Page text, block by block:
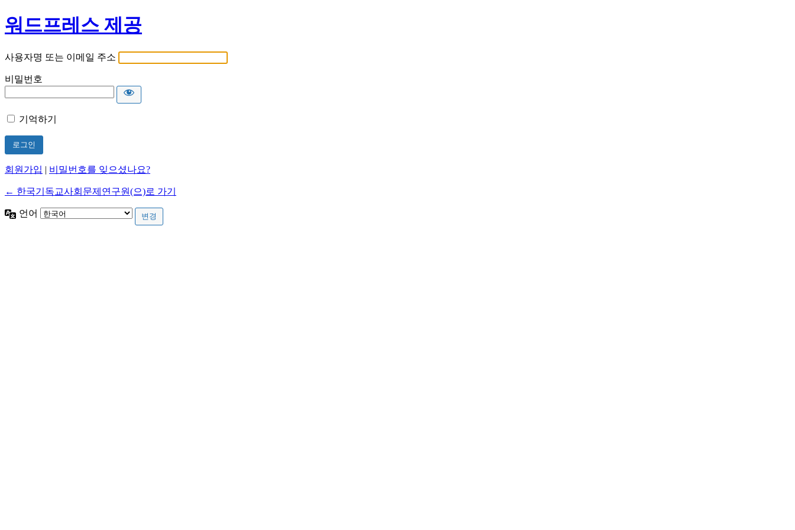
워드프레스 제공
사용자명 또는 이메일 주소
비밀번호
기억하기
회원가입 | 비밀번호를 잊으셨나요?
← 한국기독교사회문제연구원(으)로 가기
언어